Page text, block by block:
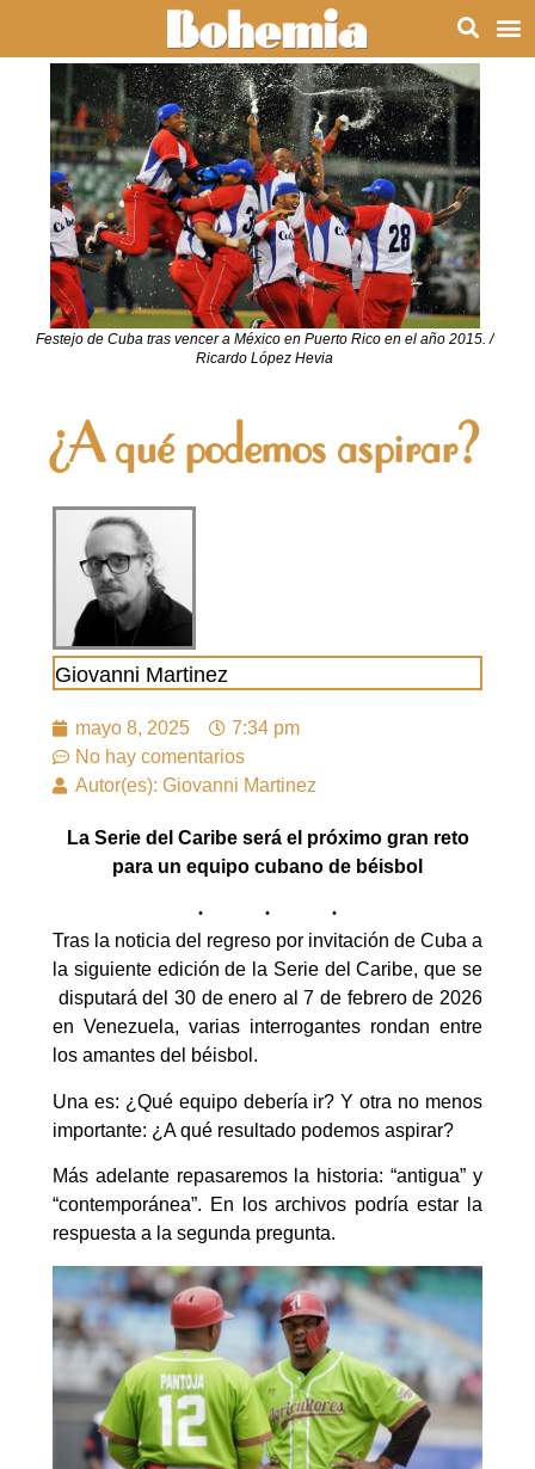
Festejo de Cuba tras vencer a México en Puerto Rico en el año 2015. /
Ricardo López Hevia
¿A qué podemos aspirar?
Giovanni Martinez
mayo 8, 2025
7:34 pm
No hay comentarios
Autor(es): Giovanni Martinez
La Serie del Caribe será el próximo gran reto
para un equipo cubano de béisbol
Tras la noticia del regreso por invitación de Cuba a
la siguiente edición de la Serie del Caribe, que se
disputará del 30 de enero al 7 de febrero de 2026
en Venezuela, varias interrogantes rondan entre
los amantes del béisbol.
Una es: ¿Qué equipo debería ir? Y otra no menos
importante: ¿A qué resultado podemos aspirar?
Más adelante repasaremos la historia: “antigua” y
“contemporánea”. En los archivos podría estar la
respuesta a la segunda pregunta.